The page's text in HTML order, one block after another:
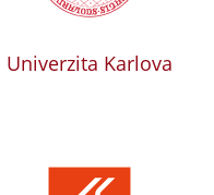
Univerzita Karlova